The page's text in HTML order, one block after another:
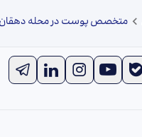
متخصص پوست در محله دهقان